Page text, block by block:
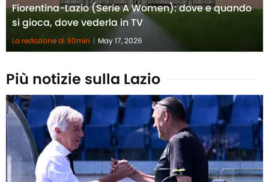
Fiorentina-Lazio (Serie A Women): dove e quando
si gioca, dove vederla in TV
La redazione di 90min | May 17, 2026
Più notizie sulla Lazio